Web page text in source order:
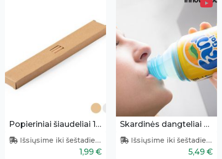
Popieriniai šiaudeliai 10vnt.
Išsiųsime iki šeštadienio
1,99 €
Skardinės dangteliai su kamšteliu 10 vnt.
Išsiųsime iki šeštadienio
5,49 €